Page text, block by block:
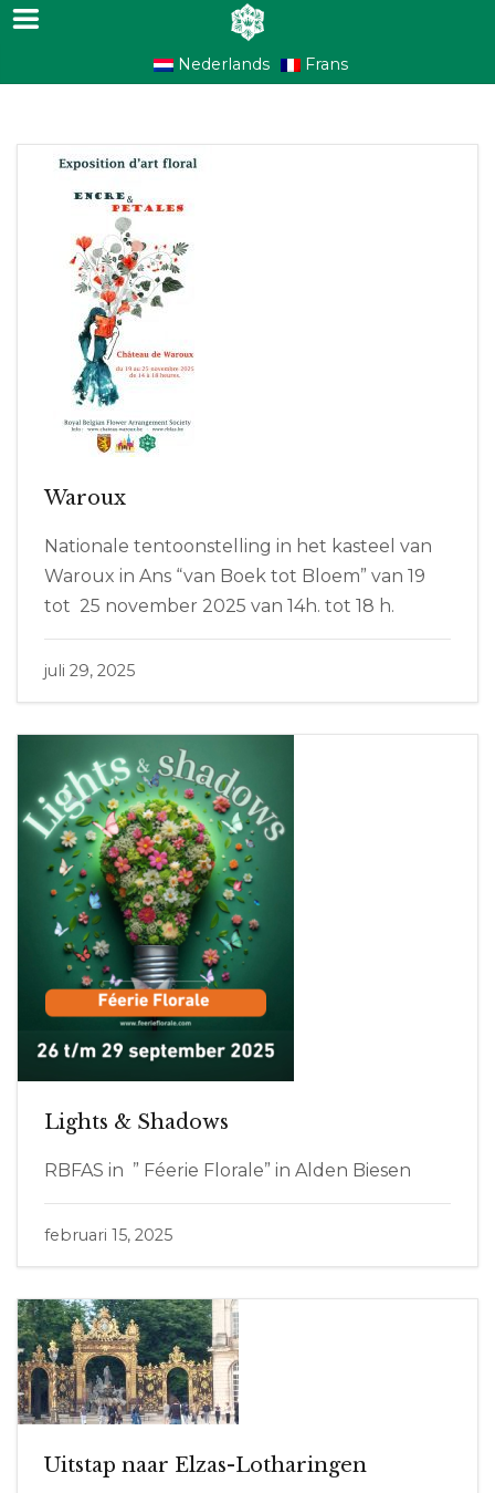
Nederlands Frans
Waroux
Nationale tentoonstelling in het kasteel van
Waroux in Ans “van Boek tot Bloem” van 19
tot 25 november 2025 van 14h. tot 18 h.
juli 29, 2025
Lights & Shadows
RBFAS in ” Féerie Florale” in Alden Biesen
februari 15, 2025
Uitstap naar Elzas-Lotharingen